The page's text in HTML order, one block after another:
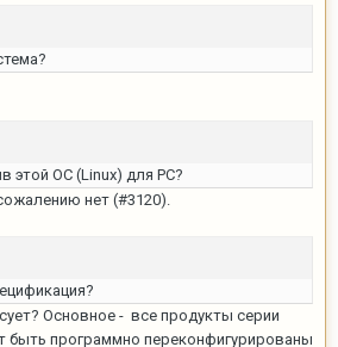
этой ОС (Linux) для PC?
нет (#3120).
Основное - все продукты серии
быть программно переконфигурированы